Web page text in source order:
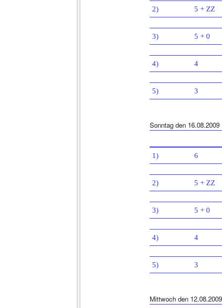
2) 5 + ZZ
3) 5 + 0
4) 4
5) 3
Sonntag den 16.08.2009
1) 6
2) 5 + ZZ
3) 5 + 0
4) 4
5) 3
Mittwoch den 12.08.2009